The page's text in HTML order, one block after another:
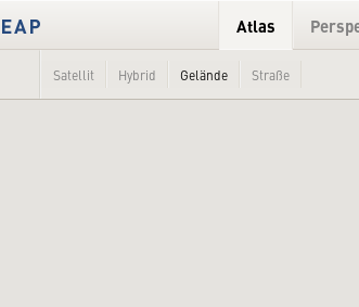
Atlas
Satellit Hybrid Gelände Straße